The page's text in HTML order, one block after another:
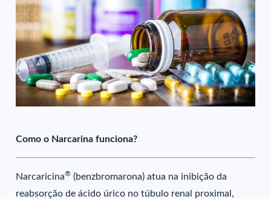
Como o Narcarina funciona?
Narcaricina® (benzbromarona) atua na inibição da
reabsorção de ácido úrico no túbulo renal proximal,